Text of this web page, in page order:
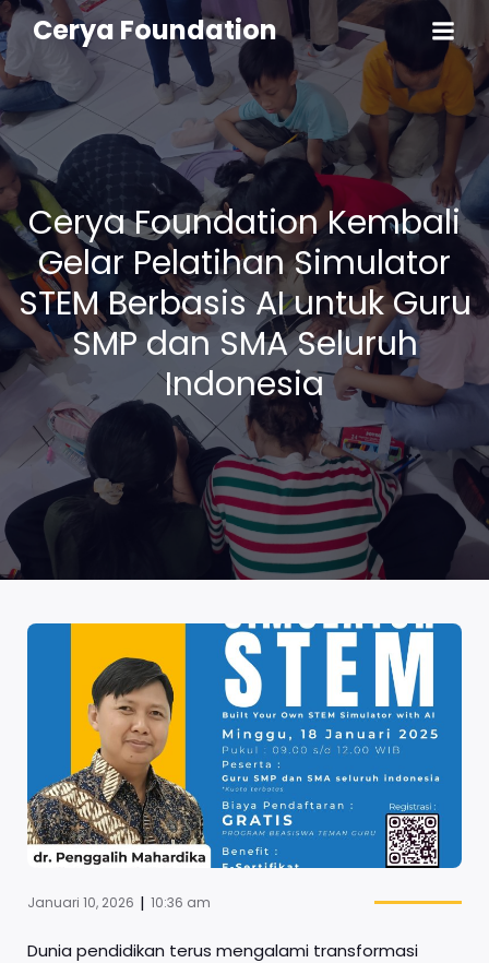
Cerya Foundation
Cerya Foundation Kembali
Gelar Pelatihan Simulator
STEM Berbasis AI untuk Guru
SMP dan SMA Seluruh
Indonesia
Januari 10, 2026 | 10:36 am
Dunia pendidikan terus mengalami transformasi